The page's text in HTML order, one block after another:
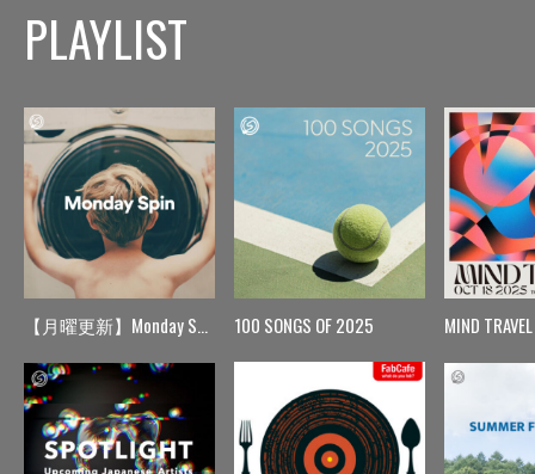
PLAYLIST
【月曜更新】Monday Spin 100 SONGS OF 2025 MIND TRAVEL